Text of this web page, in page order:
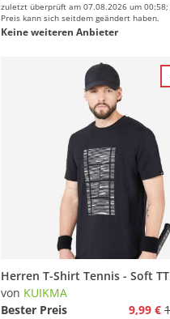
zuletzt überprüft am 07.08.2026 um
Preis kann sich seitdem geändert haben.
Keine weiteren Anbieter
von KUIKMA
Bester Preis
9,99 €